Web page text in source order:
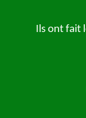
Ils ont fait